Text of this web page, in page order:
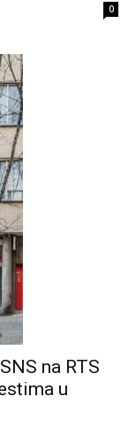
0
na RTS
u